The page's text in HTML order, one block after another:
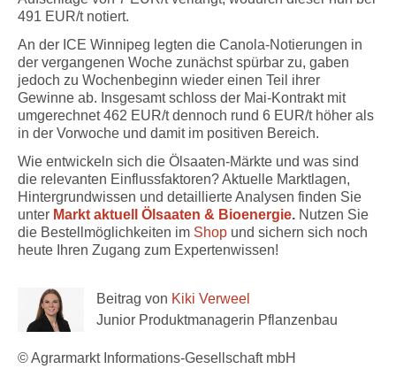
491 EUR/t notiert.
An der ICE Winnipeg legten die Canola-Notierungen in
der vergangenen Woche zunächst spürbar zu, gaben
jedoch zu Wochenbeginn wieder einen Teil ihrer
Gewinne ab. Insgesamt schloss der Mai-Kontrakt mit
umgerechnet 462 EUR/t dennoch rund 6 EUR/t höher als
in der Vorwoche und damit im positiven Bereich.
Wie entwickeln sich die Ölsaaten-Märkte und was sind
die relevanten Einflussfaktoren? Aktuelle Marktlagen,
Hintergrundwissen und detaillierte Analysen finden Sie
unter Markt aktuell Ölsaaten & Bioenergie. Nutzen Sie
die Bestellmöglichkeiten im Shop und sichern sich noch
heute Ihren Zugang zum Expertenwissen!
Beitrag von Kiki Verweel
Junior Produktmanagerin Pflanzenbau
© Agrarmarkt Informations-Gesellschaft mbH